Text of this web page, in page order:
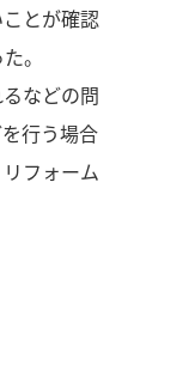
とが確認
。
などの問
行う場合
フォーム